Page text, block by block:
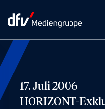
17. Juli 2006
HORIZONT-